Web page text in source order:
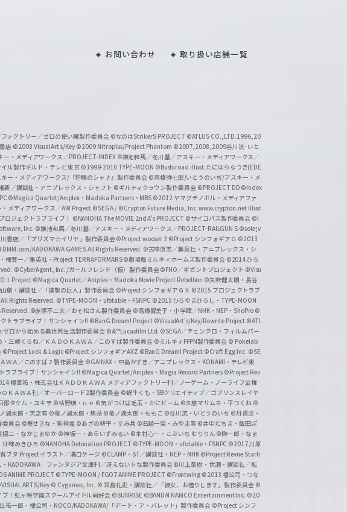
お問い合わせ 取り扱い店舗一覧
ァクトリー／ゼロの使い魔製作委員会 ©なのはStrikerS PROJECT ©ATLUS CO.,LTD.1996,20
店 ©2008 VisualArt's/Key ©2009 Nitroplus/Project Phantom ©2007,2008,2009谷川流･いと
・メディアワークス／PROJECT-INDEX ©鎌池和馬／冬川基／アスキー・メディアワークス／
ル製作ギルド・テレビ東京 ©1999-2010 TYPE-MOON ©Bushiroad illust:たにはらなつき(EDE
ー・メディアワークス/『灼眼のシャナ』製作委員会 ©高橋弥七郎/いとうのいぢ/アスキー・メ
新／講談社・アニプレックス・シャフト ©ギルティクラウン製作委員会 ©PROJECT DD ©Index
©Magica Quartet/Aniplex・Madoka Partners・MBS ©2012 ヤマグチノボル・メディアファ
メディアワークス／AW Project ©SEGA / ©Crypton Future Media, Inc. www.crypton.net Illust
ジェクトラブライブ！ ©NANOHA The MOVIE 2nd A's PROJECT ©サイコパス製作委員会 ©I
Inc. ©鎌池和馬／冬川基／アスキー・メディアワークス／PROJECT-RAILGUN S ©sole;v
書店／「プリズマ☆イリヤ」製作委員会©Project wooser 2 ©Project シンフォギアＧ ©2013
KADOKAWA GAMES All Rights Reserved. ©古味直志／集英社・アニプレックス・シ
橘賢一／集英社・Project TERRAFORMARS©劇場版ミルキィホームズ製作委員会 ©2014 ひろ
©CyberAgent, Inc. /ガールフレンド（仮）製作委員会©FHO／ギガントプロジェクト ©Visu
Project ©Magica Quartet／Aniplex・Madoka Movie Project Rebellion ©矢吹健太朗・長谷
創・講談社／「進撃の巨人」製作委員会 ©Project シンフォギアＧＸ ©2015 プロジェクトラブ
Rights Reserved. ©TYPE-MOON・ufotable・FSNPC ©2015 ひろやまひろし・TYPE-MOON
©赤塚不二夫／おそ松さん製作委員会 ©高橋留美子・小学館／NHK・NEP・ShoPro ©
トラブライブ！サンシャイン!! ©BanG Dream! Project ©VisualArt's/Key/Rewrite Project ©ATL
ロから始める異世界生活製作委員会 ©&™Lucasfilm Ltd. ©SEGA／チェンクロ・フィルムパー
三嶋くろね／ＫＡＤＯＫＡＷＡ／このすば製作委員会 ©ミルキィFFPN製作委員会 © Pokelab
©Project Luck & Logic ©Project シンフォギアAXZ ©BanG Dream! Project ©Craft Egg Inc. ©SE
ＷＡ／このすば２製作委員会 ©GAINAX・中島かずき／アニプレックス・KONAMI・テレビ東
ラブライブ！サンシャイン!! ©Magica Quartet/Aniplex・Magia Record Partners ©Project Rev
榎宮祐・株式会社ＫＡＤＯＫＡＷＡ メディアファクトリー刊／ノーゲーム・ノーライフ全権
ＫＡＷＡ刊／オーバーロード2製作委員会 ©蝸牛くも・SBクリエイティブ／ゴブリンスレイヤ
部タケル・ユキヲ ©枯野瑛・ｕｅ ©気がつけば毛玉・かにビーム ©久慈マサムネ・平つくね ©
湖太郎・天之有 ©竜ノ湖太郎・焦茶 ©竜ノ湖太郎・ももこ ©谷川流・いとうのいぢ ©月夜涙・
委員会 ©葵せきな・狗神煌 ©あざの耕平・すみ兵 ©石踏一榮・みやま零 ©井中だちま・飯田ぽ
二・なかじまゆか ©神坂一・あらいずみるい ©木村心一・こぶいち むりりん ©榊一郎・なま
味みきひろ ©NANOHA Detonation PROJECT ©TYPE-MOON・ufotable・FSNPC ©2017 川原
ブタ Project イラスト／溝口ケージ ©CLAMP・ST／講談社・NEP・NHK ©Project Revue Starli
KADOKAWA ファンタジア文庫刊／冴えない♭な製作委員会©川上泰樹・伏瀬・講談社／転
ANIME PROJECT ©TYPE-MOON / FGO7 ANIME PROJECT ©Frontwing ©2013 橘公司・つな
ARTS/Key © Cygames, Inc. © 宮島礼吏・講談社／「彼女、お借りします」製作委員会 ©
！虹ヶ咲学園スクールアイドル同好会 ©SUNRISE ©BANDAI NAMCO Entertainment Inc. ©20
祐一郎・橘公司・NOCO/KADOKAWA/「デート・ア・バレット」製作委員会 ©Project シンフ